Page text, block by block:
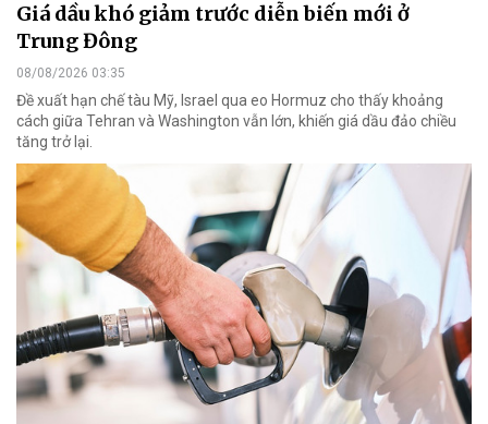
Giá dầu khó giảm trước diễn biến mới ở
Trung Đông
08/08/2026 03:35
Đề xuất hạn chế tàu Mỹ, Israel qua eo Hormuz cho thấy khoảng
cách giữa Tehran và Washington vẫn lớn, khiến giá dầu đảo chiều
tăng trở lại.